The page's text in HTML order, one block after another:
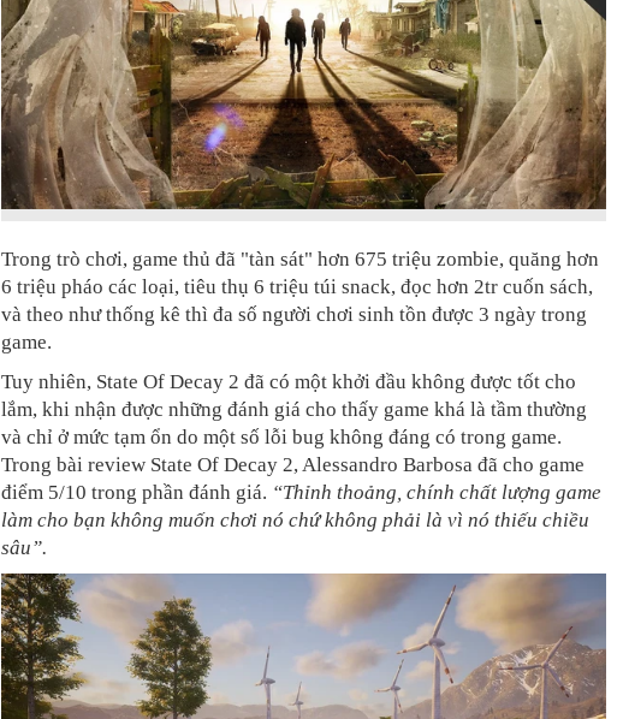
Trong trò chơi, game thủ đã "tàn sát" hơn 675 triệu zombie, quăng hơn
6 triệu pháo các loại, tiêu thụ 6 triệu túi snack, đọc hơn 2tr cuốn sách,
và theo như thống kê thì đa số người chơi sinh tồn được 3 ngày trong
game.
Tuy nhiên, State Of Decay 2 đã có một khởi đầu không được tốt cho
lắm, khi nhận được những đánh giá cho thấy game khá là tầm thường
và chỉ ở mức tạm ổn do một số lỗi bug không đáng có trong game.
Trong bài review State Of Decay 2, Alessandro Barbosa đã cho game
điểm 5/10 trong phần đánh giá. “Thỉnh thoảng, chính chất lượng game
làm cho bạn không muốn chơi nó chứ không phải là vì nó thiếu chiều
sâu”.